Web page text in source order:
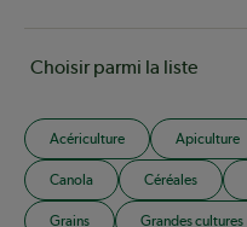
Choisir parmi la liste
Acériculture Apiculture
Canola Céréales
Grains Grandes cultures